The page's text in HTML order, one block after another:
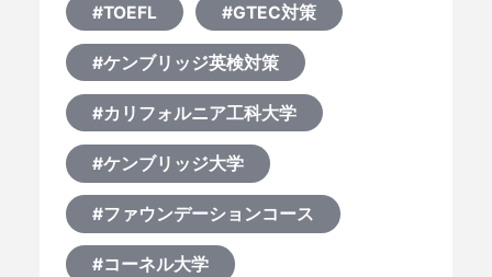
#TOEFL #GTEC対策
#ケンブリッジ英検対策
#カリフォルニア工科大学
#ケンブリッジ大学
#ファウンデーションコース
#コーネル大学